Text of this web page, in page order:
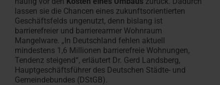
lassen sie die Chancen eines zukunftsorientierten
Geschäftsfelds ungenutzt, denn bislang ist
barrierefreier und barrierearmer Wohnraum
Mangelware. „In Deutschland fehlen aktuell
mindestens 1,6 Millionen barrierefreie Wohnungen,
Tendenz steigend“, erläutert Dr. Gerd Landsberg,
Hauptgeschäftsführer des Deutschen Städte- und
Gemeindebundes (DStGB).